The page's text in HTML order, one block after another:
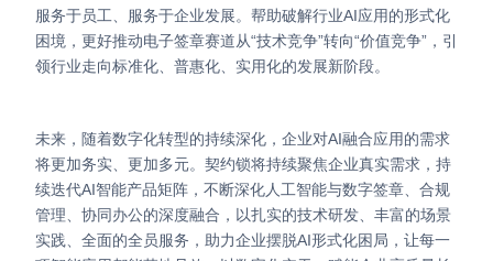
服务于员工、服务于企业发展。帮助破解行业AI应用的形式化
困境，更好推动电子签章赛道从“技术竞争”转向“价值竞争”，引
领行业走向标准化、普惠化、实用化的发展新阶段。
未来，随着数字化转型的持续深化，企业对AI融合应用的需求
将更加务实、更加多元。契约锁将持续聚焦企业真实需求，持
续迭代AI智能产品矩阵，不断深化人工智能与数字签章、合规
管理、协同办公的深度融合，以扎实的技术研发、丰富的场景
实践、全面的全员服务，助力企业摆脱AI形式化困局，让每一